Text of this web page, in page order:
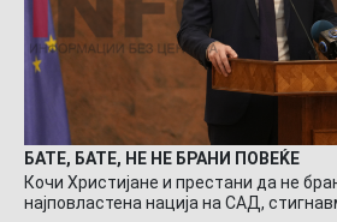
БАТЕ, БАТЕ, НЕ НЕ БРАНИ ПОВЕЌЕ
Кочи Христијане и престани да не
најповластена нација на САД,